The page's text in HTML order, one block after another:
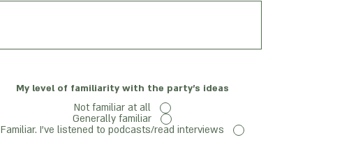
My level of familiarity with the party's ideas
Not familiar at all
Generally familiar
Familiar. I've listened to podcasts/read interviews